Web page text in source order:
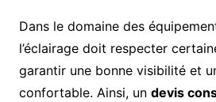
Dans le domaine des
l’éclairage doit respecter
garantir une bonne visibilité et
confortable. Ainsi, un devis